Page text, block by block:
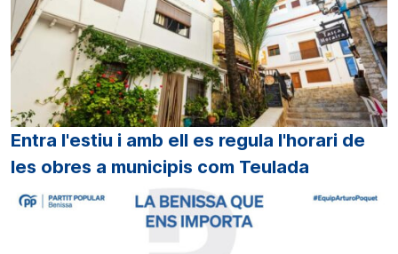
Entra l'estiu i amb ell es regula l'horari de
les obres a municipis com Teulada